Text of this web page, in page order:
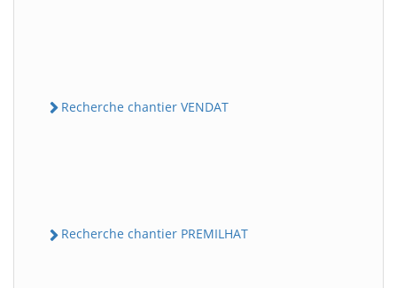
Recherche chantier VENDAT
Recherche chantier PREMILHAT